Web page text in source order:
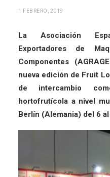
1 FEBRERO, 2019
La Asociación
Exportadores de
Componentes
nueva edición de Fruit
de intercambio
hortofrutícola a nivel
Berlín (Alemania) del 6